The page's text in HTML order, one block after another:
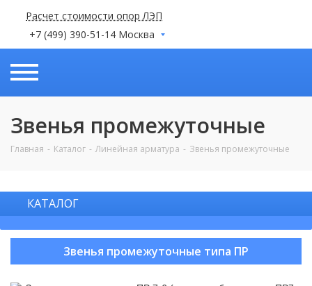
Расчет стоимости опор ЛЭП
+7 (499) 390-51-14 Москва
Звенья промежуточные
Главная Каталог Линейная арматура Звенья промежуточные
Звенья промежуточные типа ПР
КАТАЛОГ